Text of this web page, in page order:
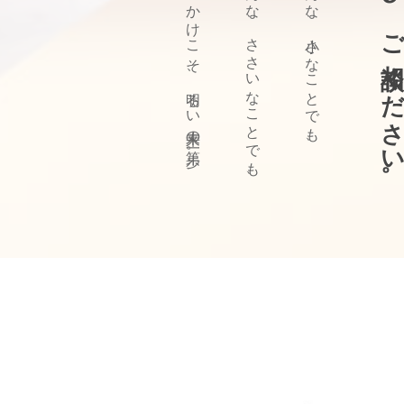
ぜひ、ご相
どんな、小さなことでも、
どんな、ささいなことでも、
きっかけこそ、明るい未来の第一歩。